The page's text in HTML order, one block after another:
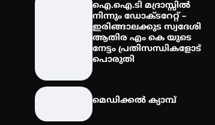
ഐ.ഐ.ടി മദ്രാസ്സിൽ
നിന്നും ഡോക്ടറേറ്റ് –
ഇരിങ്ങാലക്കുട സ്വദേശി
ആതിര എം കെ യുടെ
നേട്ടം പ്രതിസന്ധികളോട്
പൊരുതി
മെഡിക്കൽ ക്യാമ്പ്